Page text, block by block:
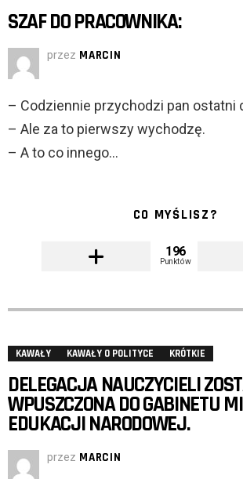
SZAF DO PRACOWNIKA:
przez MARCIN
– Codziennie przychodzi pan ostatni
– Ale za to pierwszy wychodzę.
– A to co innego…
CO MYŚLISZ?
196
Punktów
KAWAŁY KAWAŁY O POLITYCE KRÓTKIE
DELEGACJA NAUCZYCIELI
WPUSZCZONA DO GABINETU
EDUKACJI NARODOWEJ.
przez MARCIN